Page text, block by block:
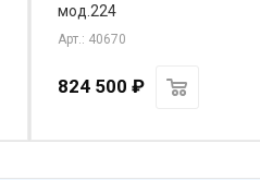
мод.224
Арт.: 40670
824 500 ₽